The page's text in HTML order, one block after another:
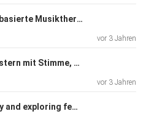
zur Neurokognition der
wie Musik im Gehirn
#106 Achtsamkeitsbasierte Musiktherapie - Dr. Anja Schäfer
vor 3 Jahren
#105 Das Jetzt meistern mit Stimme, Klang und Musik - Claudia Jodha Mörmann
vor 3 Jahren
#104 Sound alchemy and exploring feminine energies - Dorothea Barth-Jörgensen